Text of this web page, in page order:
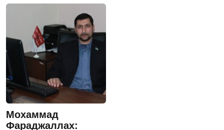
Мохаммад
Фараджаллах: